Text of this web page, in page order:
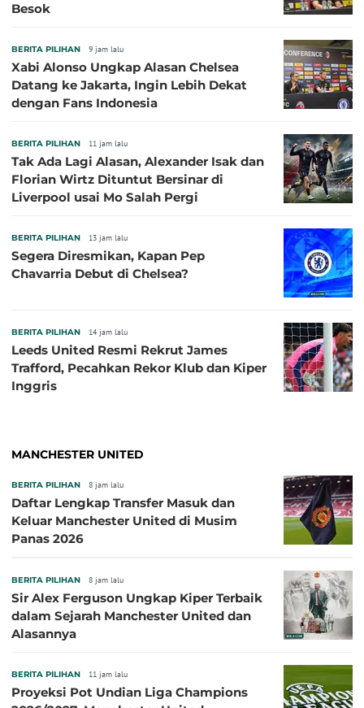
Besok
BERITA PILIHAN 9 jam lalu
Xabi Alonso Ungkap Alasan Chelsea
Datang ke Jakarta, Ingin Lebih Dekat
dengan Fans Indonesia
BERITA PILIHAN 11 jam lalu
Tak Ada Lagi Alasan, Alexander Isak dan
Florian Wirtz Dituntut Bersinar di
Liverpool usai Mo Salah Pergi
BERITA PILIHAN 13 jam lalu
Segera Diresmikan, Kapan Pep
Chavarria Debut di Chelsea?
BERITA PILIHAN 14 jam lalu
Leeds United Resmi Rekrut James
Trafford, Pecahkan Rekor Klub dan Kiper
Inggris
MANCHESTER UNITED
BERITA PILIHAN 8 jam lalu
Daftar Lengkap Transfer Masuk dan
Keluar Manchester United di Musim
Panas 2026
BERITA PILIHAN 8 jam lalu
Sir Alex Ferguson Ungkap Kiper Terbaik
dalam Sejarah Manchester United dan
Alasannya
BERITA PILIHAN 11 jam lalu
Proyeksi Pot Undian Liga Champions